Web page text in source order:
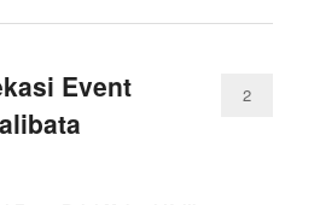
Event
2